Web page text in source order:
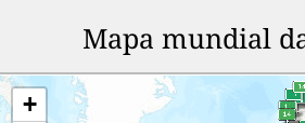
Mapa mundial
+